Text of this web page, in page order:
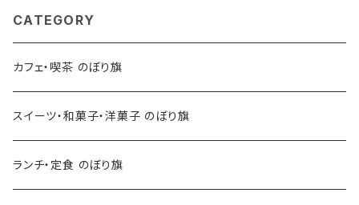
CATEGORY
カフェ・喫茶 のぼり旗
スイーツ・和菓子・洋菓子 のぼり旗
ランチ・定食 のぼり旗